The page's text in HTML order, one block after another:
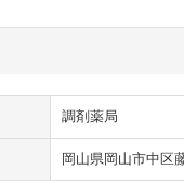
調剤薬局
岡山県岡山市中区